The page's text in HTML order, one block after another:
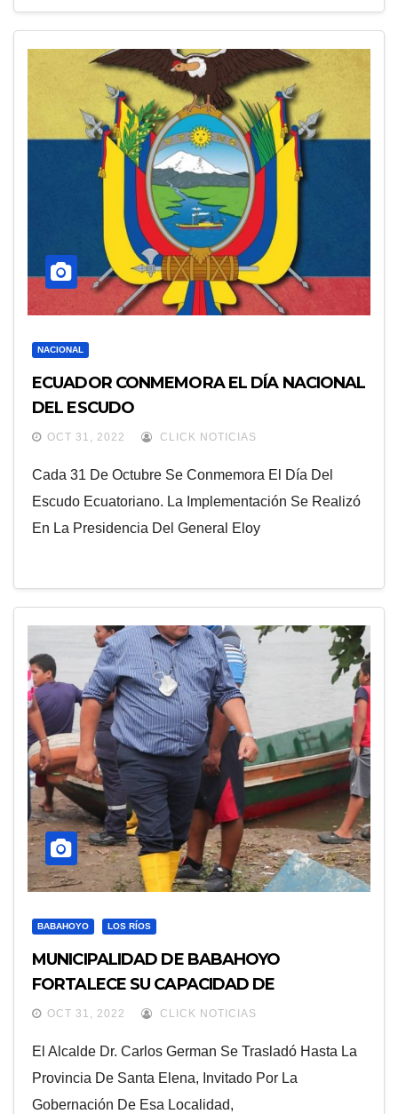
NACIONAL
ECUADOR CONMEMORA EL DÍA NACIONAL
DEL ESCUDO
OCT 31, 2022 CLICK NOTICIAS
Cada 31 De Octubre Se Conmemora El Día Del
Escudo Ecuatoriano. La Implementación Se Realizó
En La Presidencia Del General Eloy
BABAHOYO LOS RÍOS
MUNICIPALIDAD DE BABAHOYO
FORTALECE SU CAPACIDAD DE
RESPUESTA ANTE EVENTOS ADVERSOS
OCT 31, 2022 CLICK NOTICIAS
El Alcalde Dr. Carlos German Se Trasladó Hasta La
Provincia De Santa Elena, Invitado Por La
Gobernación De Esa Localidad,